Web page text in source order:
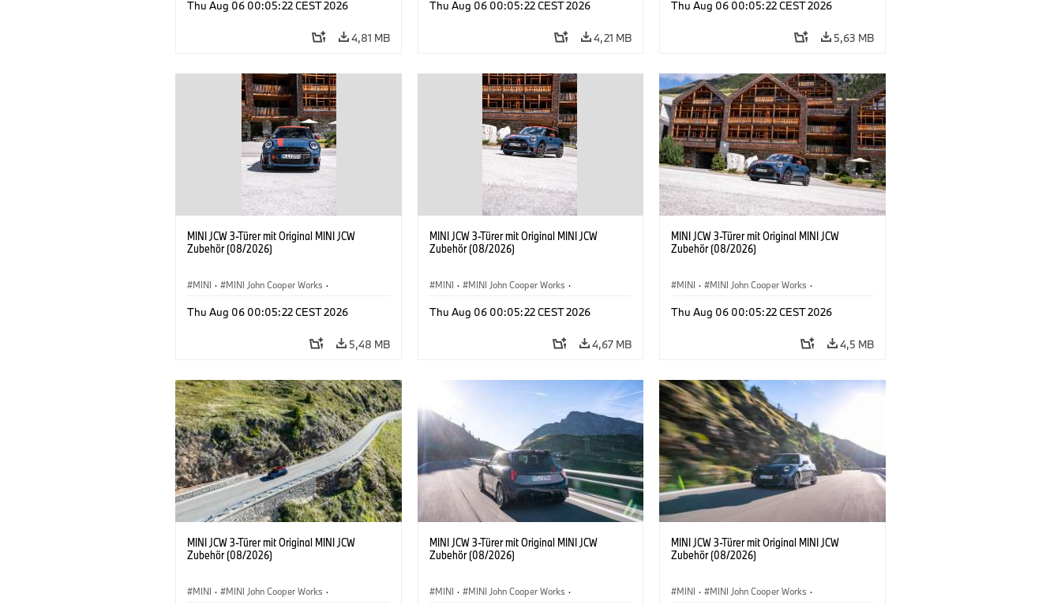
Sonderausstattungen, Zubehör
Thu Aug 06 00:05:22 CEST 2026
4,81 MB
Sonderausstattungen, Zubehör
Thu Aug 06 00:05:22 CEST 2026
4,21 MB
Sonderausstattungen, Zubehör
Thu Aug 06 00:05:22 CEST 2026
5,63 MB
MINI JCW 3-Türer mit Original MINI JCW
Zubehör (08/2026)
MINI · MINI John Cooper Works ·
Sonderausstattungen, Zubehör
Thu Aug 06 00:05:22 CEST 2026
5,48 MB
MINI JCW 3-Türer mit Original MINI JCW
Zubehör (08/2026)
MINI · MINI John Cooper Works ·
Sonderausstattungen, Zubehör
Thu Aug 06 00:05:22 CEST 2026
4,67 MB
MINI JCW 3-Türer mit Original MINI JCW
Zubehör (08/2026)
MINI · MINI John Cooper Works ·
Sonderausstattungen, Zubehör
Thu Aug 06 00:05:22 CEST 2026
4,5 MB
MINI JCW 3-Türer mit Original MINI JCW
Zubehör (08/2026)
MINI · MINI John Cooper Works ·
MINI JCW 3-Türer mit Original MINI JCW
Zubehör (08/2026)
MINI · MINI John Cooper Works ·
MINI JCW 3-Türer mit Original MINI JCW
Zubehör (08/2026)
MINI · MINI John Cooper Works ·